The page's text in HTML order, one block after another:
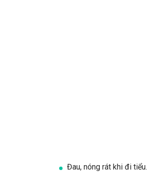
Đau, nóng rát khi đi tiểu.